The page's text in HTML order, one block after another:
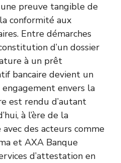
preuve tangible de
conformité aux
Entre démarches
d’un dossier
à un prêt
bancaire devient un
envers la
est rendu d’autant
à l’ère de la
des acteurs comme
et AXA Banque
d’attestation en